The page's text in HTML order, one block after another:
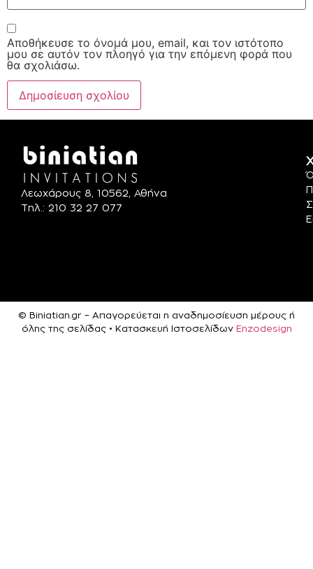
Αποθήκευσε το όνομά μου, email, και τον ιστότοπο
μου σε αυτόν τον πλοηγό για την επόμενη φορά που
θα σχολιάσω.
Λεωχάρους 8, 10562, Αθήνα
Τηλ.: 210 32 27 077
© Biniatian.gr – Απαγορεύεται η αναδημοσίευση μέρους ή
όλης της σελίδας • Κατασκευή Ιστοσελίδων Enzodesign